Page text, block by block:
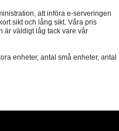
att införa e-serveringen
sikt och lång sikt. Våra pris
är väldigt låg tack vare vår
enheter, antal små enheter, antal